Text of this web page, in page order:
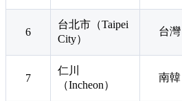
6
台北市（Taipei
City）
台灣
7
仁川
（Incheon）
南韓